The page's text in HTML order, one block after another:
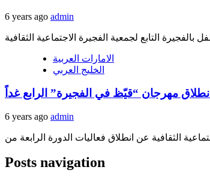
6 years ago admin
الامارات العربية
الخليج العربي
انطلاق مهرجان “قيّظ في الفجيرة” الرابع غداً
6 years ago admin
Posts navigation